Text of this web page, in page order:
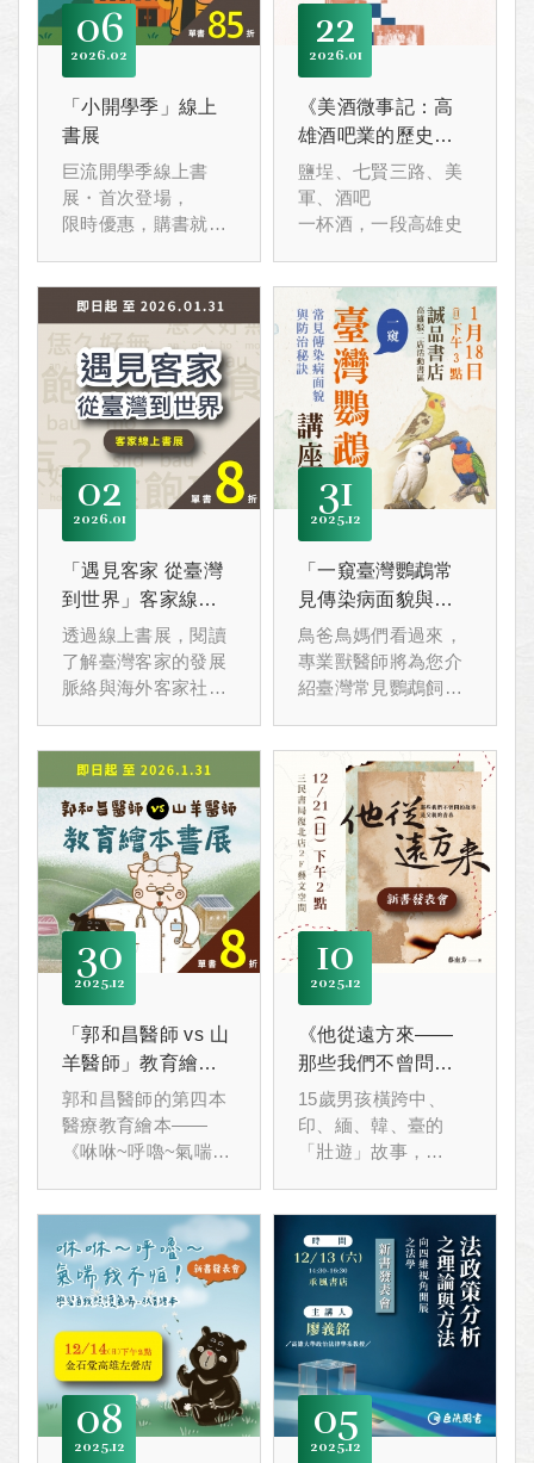
06
02
2026
「小開學季」線上
書展
巨流開學季線上書
展・首次登場，
限時優惠，購書就是
22
01
2026
《美酒微事記：高
雄酒吧業的歷史考
察》新書發表會
鹽埕、七賢三路、美
軍、酒吧
一杯酒，一段高雄史
02
01
2026
「遇見客家 從臺灣
到世界」客家線上
書展
透過線上書展，閱讀
了解臺灣客家的發展
脈絡與海外客家社群
魅力與活力！
31
12
2025
「一窺臺灣鸚鵡常
見傳染病面貌與防
治秘訣」講座
鳥爸鳥媽們看過來，
專業獸醫師將為您介
紹臺灣常見鸚鵡飼養
以及正確防治觀念
喔！與講者互動，還
有機會獲得小禮物
呢！
30
12
2025
「郭和昌醫師 vs 山
羊醫師」教育繪本
書展
郭和昌醫師的第四本
醫療教育繪本——
《咻咻~呼嚕~氣喘我
版囉！
10
12
2025
《他從遠方來——
那些我們不曾問的
故事是父親的青
春》新書發表會
15歲男孩橫跨中、
印、緬、韓、臺的
「壯遊」故事，
08
12
2025
05
12
2025